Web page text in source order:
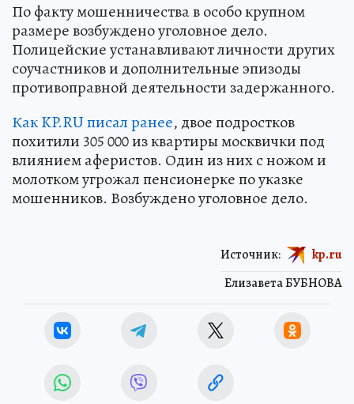
По факту мошенничества в особо крупном
размере возбуждено уголовное дело.
Полицейские устанавливают личности других
соучастников и дополнительные эпизоды
противоправной деятельности задержанного.
Как KP.RU писал ранее, двое подростков
похитили 305 000 из квартиры москвички под
влиянием аферистов. Один из них с ножом и
молотком угрожал пенсионерке по указке
мошенников. Возбуждено уголовное дело.
Елизавета БУБНОВА
Источник: kp.ru